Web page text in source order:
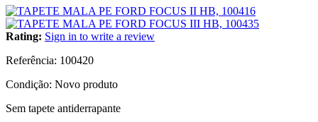
Rating: Sign in to write a review
Referência: 100420
Condição: Novo produto
Sem tapete antiderrapante